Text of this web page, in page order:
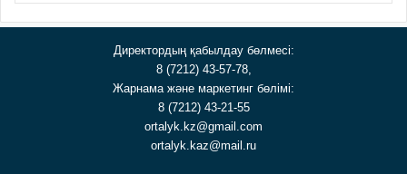
Директордың қабылдау бөлмесі:
8 (7212) 43-57-78,
Жарнама және маркетинг бөлімі:
8 (7212) 43-21-55
ortalyk.kz@gmail.com
ortalyk.kaz@mail.ru